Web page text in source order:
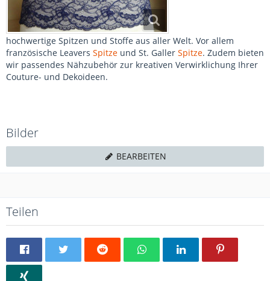
hochwertige Spitzen und Stoffe aus aller Welt. Vor allem
französische Leavers Spitze und St. Galler Spitze. Zudem bieten
wir passendes Nähzubehör zur kreativen Verwirklichung Ihrer
Couture- und Dekoideen.
Bilder
BEARBEITEN
Teilen